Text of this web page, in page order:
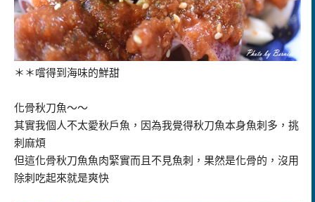
＊＊嚐得到海味的鮮甜
化骨秋刀魚～～
其實我個人不太愛秋戶魚，因為我覺得秋刀魚本身魚刺多，挑
刺麻煩
但這化骨秋刀魚魚肉緊實而且不見魚刺，果然是化骨的，沒用
除刺吃起來就是爽快